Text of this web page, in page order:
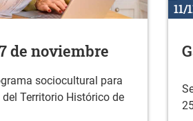
de noviembre
sociocultural para
Territorio Histórico de
11/